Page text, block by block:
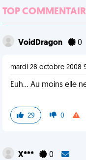
TOP
VoidDragon 0
mardi 28 octobre 2008
Euh... Au moins elle
29 0
X*** 0